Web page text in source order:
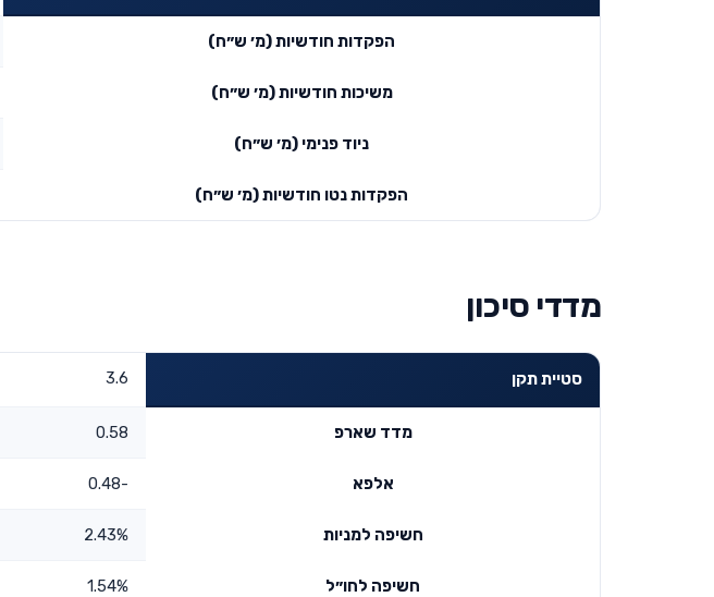
הפקדות חודשיות (מ׳ ש״ח)
משיכות חודשיות (מ׳ ש״ח)
ניוד פנימי (מ׳ ש״ח)
הפקדות נטו חודשיות (מ׳ ש״ח)
מדדי סיכון
סטיית תקן 3.6
מדד שארפ 0.58
אלפא -0.48
חשיפה למניות 2.43%
חשיפה לחו״ל 1.54%